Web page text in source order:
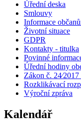
Úřední deska
Smlouvy
Informace
Životní situace
GDPR
Kontakty - titulka
Povinné
Úřední hodiny
Zákon č.
Rozklikávací
Výroční zpráva
Kalendář